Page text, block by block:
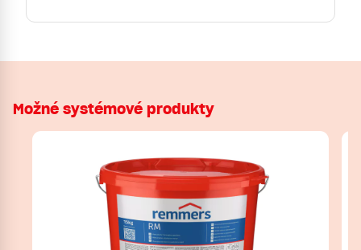
Možné systémové produkty